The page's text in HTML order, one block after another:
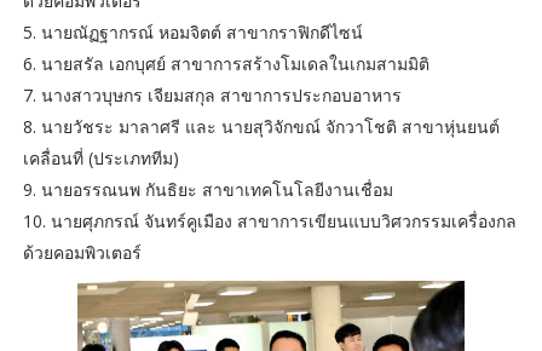
5. นายณัฏฐากรณ์ หอมจิตต์ สาขากราฟิกดีไซน์
6. นายสรัล เอกบุศย์ สาขาการสร้างโมเดลในเกมสามมิติ
7. นางสาวบุษกร เจียมสกุล สาขาการประกอบอาหาร
8. นายวัชระ มาลาศรี และ นายสุวิจักขณ์ จักวาโชติ สาขาหุ่นยนต์
เคลื่อนที่ (ประเภททีม)
9. นายอรรณนพ กันธิยะ สาขาเทคโนโลยีงานเชื่อม
10. นายศุภกรณ์ จันทร์คูเมือง สาขาการเขียนแบบวิศวกรรมเครื่องกล
ด้วยคอมพิวเตอร์